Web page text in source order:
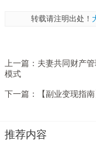
转载请注明出处！
上一篇： 夫妻共同财产
模式
下一篇： 【副业变现指
推荐内容